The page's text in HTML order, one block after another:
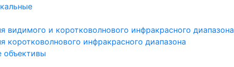
видимого и коротковолнового инфракрасного диапазона
коротковолнового инфракрасного диапазона
объективы